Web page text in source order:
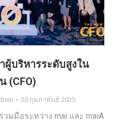
บริหารระดับสูงใน
(CFO)
20 กุมภาพันธ์ 2025
มมือระหว่าง mai และ maiA